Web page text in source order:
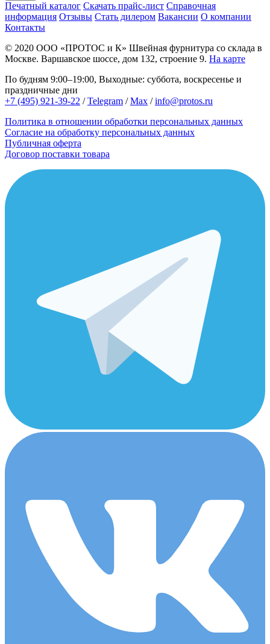
Печатный каталог Скачать прайс-лист Справочная
информация Отзывы Стать дилером Вакансии О компании
Контакты
© 2020 ООО «ПРОТОС и К» Швейная фурнитура со склада в
Москве. Варшавское шоссе, дом 132, строение 9. На карте
По будням 9:00–19:00, Выходные: суббота, воскресенье и
праздничные дни
+7 (495) 921-39-22 /Telegram /Max /info@protos.ru
Политика в отношении обработки персональных данных
Согласие на обработку персональных данных
Публичная оферта
Договор поставки товара